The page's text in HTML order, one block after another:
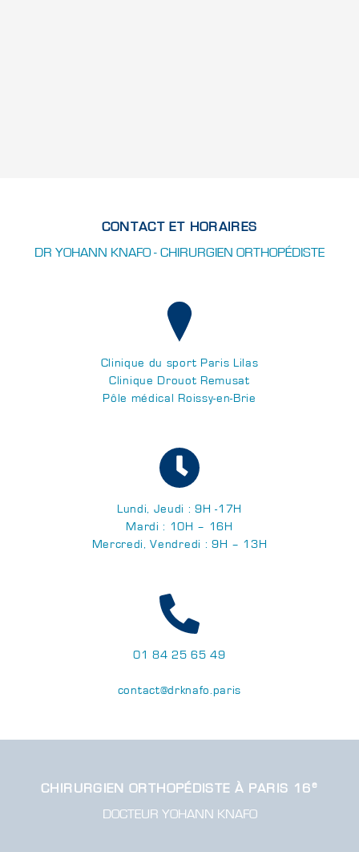
CONTACT ET HORAIRES
DR YOHANN KNAFO - CHIRURGIEN ORTHOPÉDISTE
Clinique du sport Paris Lilas
Clinique Drouot Remusat
Pôle médical Roissy-en-Brie
Lundi, Jeudi : 9H -17H
Mardi : 10H – 16H
Mercredi, Vendredi : 9H – 13H
01 84 25 65 49
contact@drknafo.paris
CHIRURGIEN ORTHOPÉDISTE À PARIS 16 e
DOCTEUR YOHANN KNAFO